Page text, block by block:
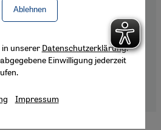
Über Uns
Impressum
Ablehnen
in unserer Datenschutzerklärung.
Einwilligung jederzeit
Impressum